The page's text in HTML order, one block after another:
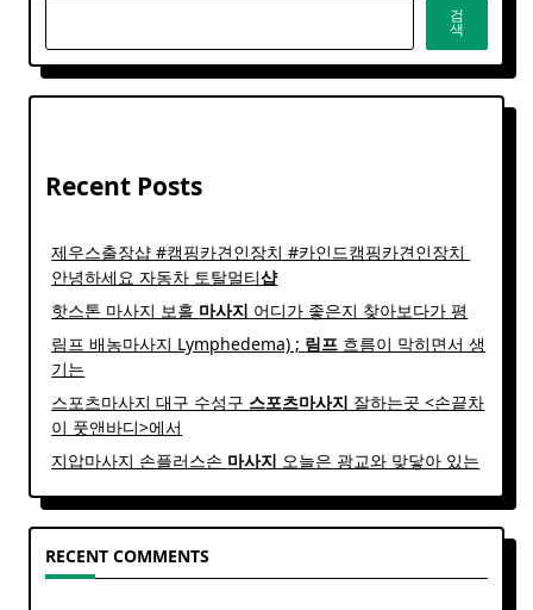
검
색
Recent Posts
제우스출장샵 #캠핑카견인장치 #카인드캠핑카견인장치 ​
안녕하세요 자동차 토탈멀티샵
핫스톤 마사지 보홀 마사지 어디가 좋은지 찾아보다가 평
림프 배농마사지 Lymphedema) ; 림프 흐름이 막히면서 생
기는
스포츠마사지 대구 수성구 스포츠마사지 잘하는곳 <손끝차
이 풋앤바디>에서
지압마사지 손플러스손 마사지 오늘은 광교와 맞닿아 있는
RECENT COMMENTS